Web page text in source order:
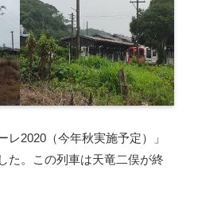
2020（今年秋実施予定）」
た。この列車は天竜二俣が終